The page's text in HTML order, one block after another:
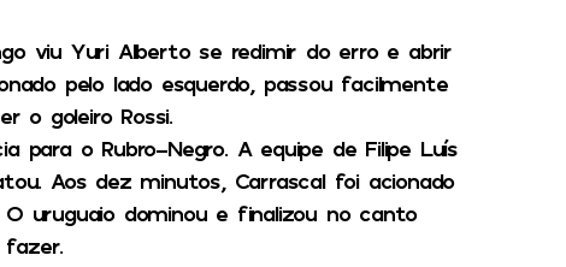
viu Yuri Alberto se redimir do erro e abrir
pelo lado esquerdo, passou facilmente
o goleiro Rossi.
para o Rubro-Negro. A equipe de Filipe Luís
Aos dez minutos, Carrascal foi acionado
uruguaio dominou e finalizou no canto
fazer.